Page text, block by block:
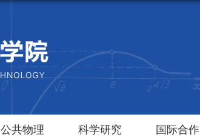
公共物理 科学研究 国际合作